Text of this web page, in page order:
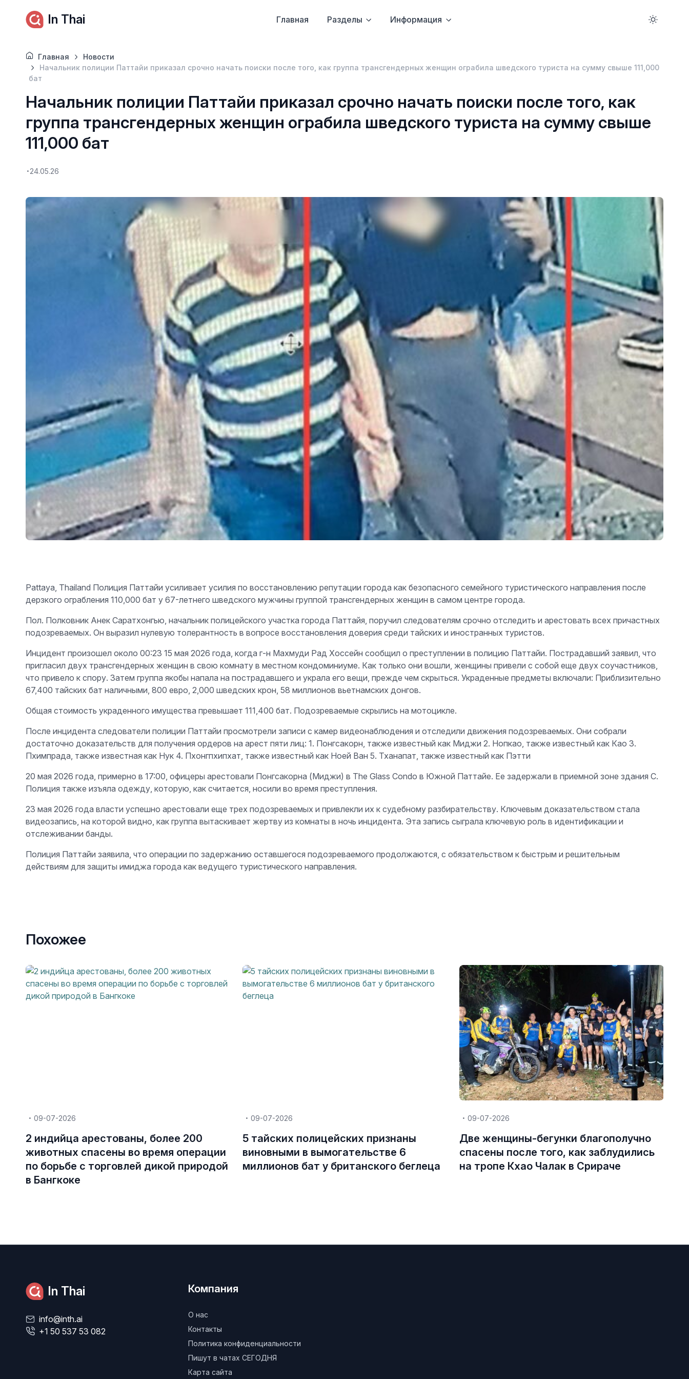
In Thai Главная Разделы Информация
Главная
Новости
Начальник полиции Паттайи приказал срочно начать поиски после того, как группа трансгендерных женщин ограбила шведского туриста на сумму свыше 111,000
бат
Начальник полиции Паттайи приказал срочно начать поиски после того, как
группа трансгендерных женщин ограбила шведского туриста на сумму свыше
111,000 бат
24.05.26
Pattaya, Thailand Полиция Паттайи усиливает усилия по восстановлению репутации города как безопасного семейного туристического направления после
дерзкого ограбления 110,000 бат у 67-летнего шведского мужчины группой трансгендерных женщин в самом центре города.
Пол. Полковник Анек Саратхонгью, начальник полицейского участка города Паттайя, поручил следователям срочно отследить и арестовать всех причастных
подозреваемых. Он выразил нулевую толерантность в вопросе восстановления доверия среди тайских и иностранных туристов.
Инцидент произошел около 00:23 15 мая 2026 года, когда г-н Махмуди Рад Хоссейн сообщил о преступлении в полицию Паттайи. Пострадавший заявил, что
пригласил двух трансгендерных женщин в свою комнату в местном кондоминиуме. Как только они вошли, женщины привели с собой еще двух соучастников,
что привело к спору. Затем группа якобы напала на пострадавшего и украла его вещи, прежде чем скрыться. Украденные предметы включали: Приблизительно
67,400 тайских бат наличными, 800 евро, 2,000 шведских крон, 58 миллионов вьетнамских донгов.
Общая стоимость украденного имущества превышает 111,400 бат. Подозреваемые скрылись на мотоцикле.
После инцидента следователи полиции Паттайи просмотрели записи с камер видеонаблюдения и отследили движения подозреваемых. Они собрали
достаточно доказательств для получения ордеров на арест пяти лиц: 1. Понгсакорн, также известный как Миджи 2. Нопкао, также известный как Као 3.
Пхимпрада, также известная как Нук 4. Пхонгпхипхат, также известный как Ноей Ван 5. Тханапат, также известный как Пэтти
20 мая 2026 года, примерно в 17:00, офицеры арестовали Понгсакорна (Миджи) в The Glass Condo в Южной Паттайе. Ее задержали в приемной зоне здания C.
Полиция также изъяла одежду, которую, как считается, носили во время преступления.
23 мая 2026 года власти успешно арестовали еще трех подозреваемых и привлекли их к судебному разбирательству. Ключевым доказательством стала
видеозапись, на которой видно, как группа вытаскивает жертву из комнаты в ночь инцидента. Эта запись сыграла ключевую роль в идентификации и
отслеживании банды.
Полиция Паттайи заявила, что операции по задержанию оставшегося подозреваемого продолжаются, с обязательством к быстрым и решительным
действиям для защиты имиджа города как ведущего туристического направления.
Похожее
09-07-2026
2 индийца арестованы, более 200
животных спасены во время операции
по борьбе с торговлей дикой природой
в Бангкоке
09-07-2026
5 тайских полицейских признаны
виновными в вымогательстве 6
миллионов бат у британского беглеца
09-07-2026
Две женщины-бегунки благополучно
спасены после того, как заблудились
на тропе Кхао Чалак в Срираче
In Thai
info@inth.ai
+1 50 537 53 082
Компания
О нас
Контакты
Политика конфиденциальности
Пишут в чатах СЕГОДНЯ
Карта сайта